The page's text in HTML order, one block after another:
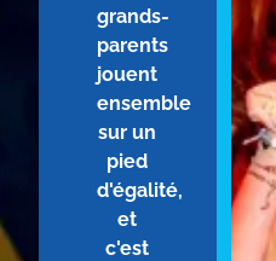
grands-
parents
jouent
ensemble
sur un
pied
d'égalité,
et
c'est